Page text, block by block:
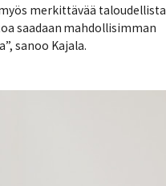
merkittävää taloudellista
saadaan mahdollisimman
sanoo Kajala.